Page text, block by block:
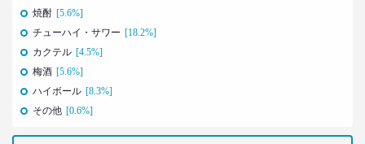
2021.12.14
犬派と猫派を49項目で徹底分析！
性格、価値観、消費行動に大差
–日経クロストレンド 連載⑳–
前沢 裕文
焼酎 [5.6%]
チューハイ・サワー [18.2%]
カクテル [4.5%]
梅酒 [5.6%]
ハイボール [8.3%]
その他 [0.6%]